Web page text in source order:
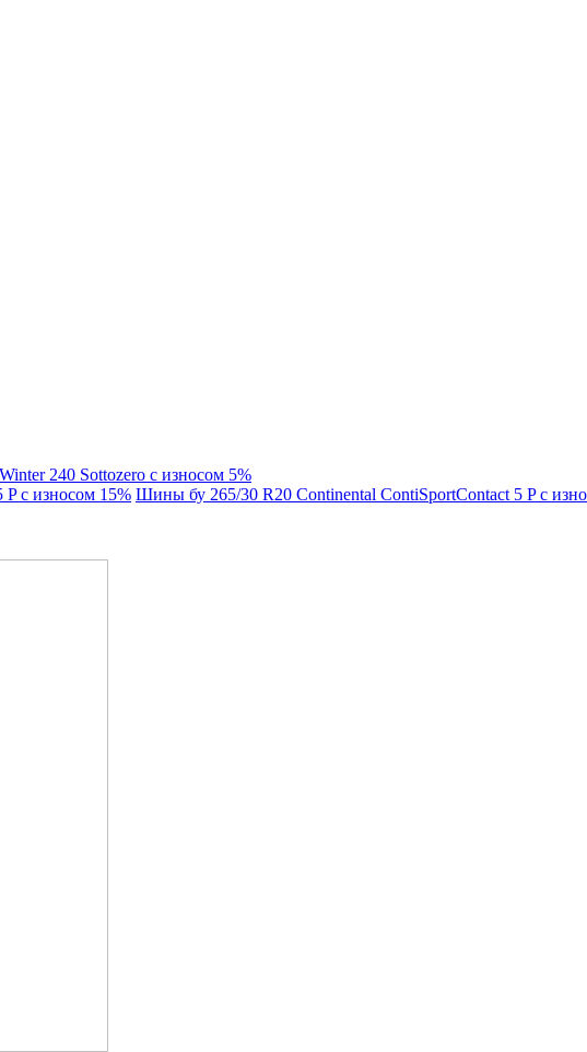
240 Sottozero с износом 5%
с износом 15% Шины бу 265/30 R20 Continental ContiSportContact 5 P с